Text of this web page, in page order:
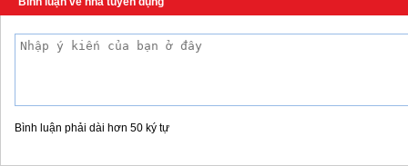
Bình luận phải dài hơn 50 ký tự